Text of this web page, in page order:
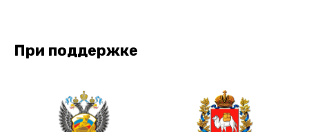
При поддержке